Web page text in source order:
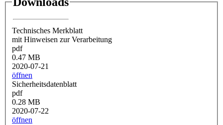
Technisches Merkblatt
mit Hinweisen zur Verarbeitung
pdf
0.47 MB
2020-07-21
öffnen
Sicherheitsdatenblatt
pdf
0.28 MB
2020-07-22
öffnen